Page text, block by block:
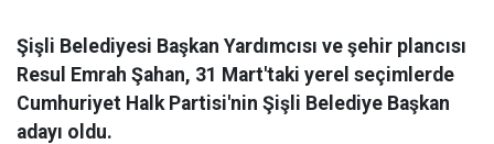
Şişli Belediyesi Başkan Yardımcısı ve şehir plancısı
Resul Emrah Şahan, 31 Mart'taki yerel seçimlerde
Cumhuriyet Halk Partisi'nin Şişli Belediye Başkan
adayı oldu.